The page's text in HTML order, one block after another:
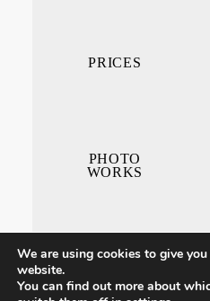
PRICES
PHOTO
WORKS
We are using cookies to give
website.
You can find out more about